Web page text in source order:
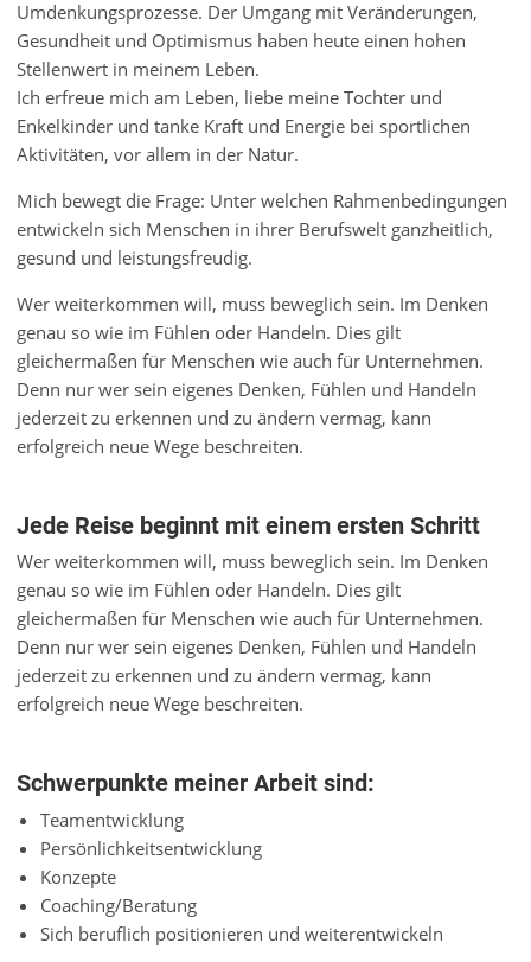
Umdenkungsprozesse. Der Umgang mit Veränderungen,
Gesundheit und Optimismus haben heute einen hohen
Stellenwert in meinem Leben.
Ich erfreue mich am Leben, liebe meine Tochter und
Enkelkinder und tanke Kraft und Energie bei sportlichen
Aktivitäten, vor allem in der Natur.
Mich bewegt die Frage: Unter welchen Rahmenbedingungen
entwickeln sich Menschen in ihrer Berufswelt ganzheitlich,
gesund und leistungsfreudig.
Wer weiterkommen will, muss beweglich sein. Im Denken
genau so wie im Fühlen oder Handeln. Dies gilt
gleichermaßen für Menschen wie auch für Unternehmen.
Denn nur wer sein eigenes Denken, Fühlen und Handeln
jederzeit zu erkennen und zu ändern vermag, kann
erfolgreich neue Wege beschreiten.
Jede Reise beginnt mit einem ersten Schritt
Wer weiterkommen will, muss beweglich sein. Im Denken
genau so wie im Fühlen oder Handeln. Dies gilt
gleichermaßen für Menschen wie auch für Unternehmen.
Denn nur wer sein eigenes Denken, Fühlen und Handeln
jederzeit zu erkennen und zu ändern vermag, kann
erfolgreich neue Wege beschreiten.
Schwerpunkte meiner Arbeit sind:
Teamentwicklung
Persönlichkeitsentwicklung
Konzepte
Coaching/Beratung
Sich beruflich positionieren und weiterentwickeln